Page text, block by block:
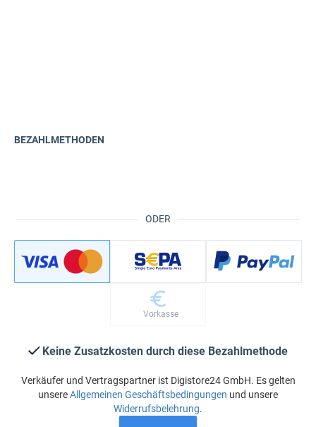
ODER
BEZAHLMETHODEN
Vorkasse
Keine Zusatzkosten durch diese Bezahlmethode
Verkäufer und Vertragspartner ist Digistore24 GmbH. Es gelten
unsereAllgemeinen Geschäftsbedingungen und unsere
Widerrufsbelehrung.